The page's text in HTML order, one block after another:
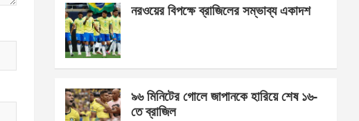
b
o
o
k
n
g
er
s
e
নরওয়ের বিপক্ষে ব্রাজিলের সম্ভাব্য একাদশ
৯৬ মিনিটের গোলে জাপানকে হারিয়ে শেষ ১৬-
তে ব্রাজিল